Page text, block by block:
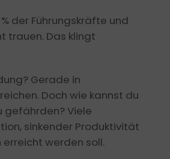
der Führungskräfte und
trauen. Das klingt
Gerade in
Doch wie kannst du
gefährden? Viele
sinkender Produktivität
werden soll.